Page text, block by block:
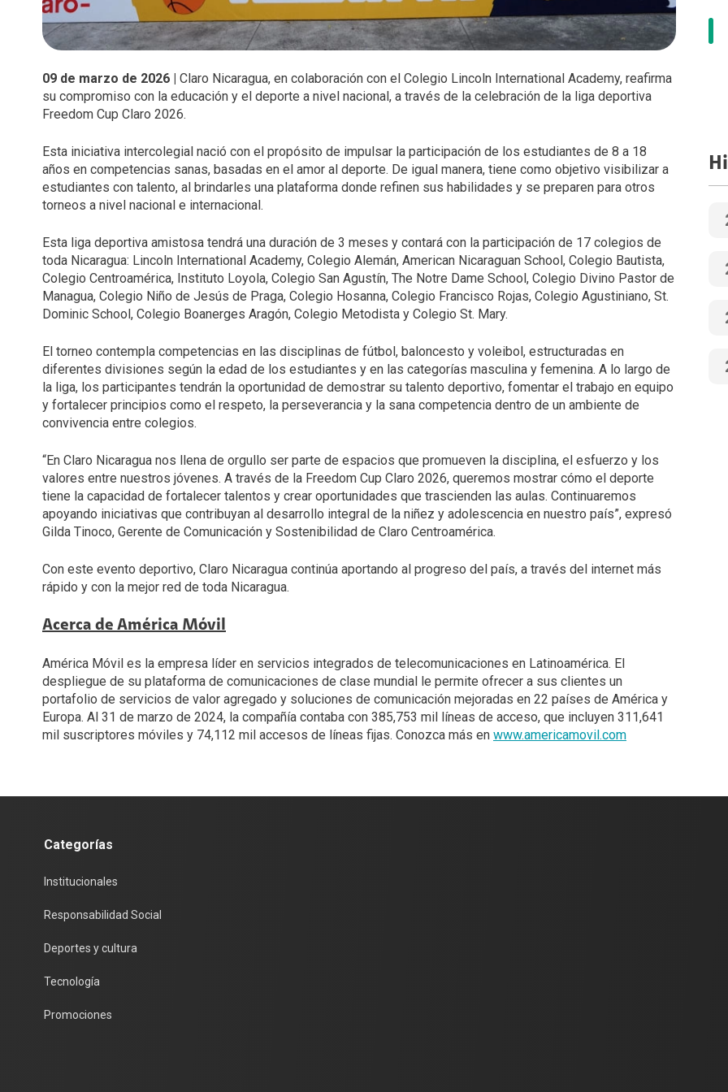
09 de marzo de 2026 | Claro Nicaragua, en colaboración con el Colegio Lincoln International Academy, reafirma
su compromiso con la educación y el deporte a nivel nacional, a través de la celebración de la liga deportiva
Freedom Cup Claro 2026.
Esta iniciativa intercolegial nació con el propósito de impulsar la participación de los estudiantes de 8 a 18
años en competencias sanas, basadas en el amor al deporte. De igual manera, tiene como objetivo visibilizar a
estudiantes con talento, al brindarles una plataforma donde refinen sus habilidades y se preparen para otros
torneos a nivel nacional e internacional.
Esta liga deportiva amistosa tendrá una duración de 3 meses y contará con la participación de 17 colegios de
toda Nicaragua: Lincoln International Academy, Colegio Alemán, American Nicaraguan School, Colegio Bautista,
Colegio Centroamérica, Instituto Loyola, Colegio San Agustín, The Notre Dame School, Colegio Divino Pastor de
Managua, Colegio Niño de Jesús de Praga, Colegio Hosanna, Colegio Francisco Rojas, Colegio Agustiniano, St.
Dominic School, Colegio Boanerges Aragón, Colegio Metodista y Colegio St. Mary.
El torneo contempla competencias en las disciplinas de fútbol, baloncesto y voleibol, estructuradas en
diferentes divisiones según la edad de los estudiantes y en las categorías masculina y femenina. A lo largo de
la liga, los participantes tendrán la oportunidad de demostrar su talento deportivo, fomentar el trabajo en equipo
y fortalecer principios como el respeto, la perseverancia y la sana competencia dentro de un ambiente de
convivencia entre colegios.
“En Claro Nicaragua nos llena de orgullo ser parte de espacios que promueven la disciplina, el esfuerzo y los
valores entre nuestros jóvenes. A través de la Freedom Cup Claro 2026, queremos mostrar cómo el deporte
tiene la capacidad de fortalecer talentos y crear oportunidades que trascienden las aulas. Continuaremos
apoyando iniciativas que contribuyan al desarrollo integral de la niñez y adolescencia en nuestro país”, expresó
Gilda Tinoco, Gerente de Comunicación y Sostenibilidad de Claro Centroamérica.
Con este evento deportivo, Claro Nicaragua continúa aportando al progreso del país, a través del internet más
rápido y con la mejor red de toda Nicaragua.
Acerca de América Móvil
América Móvil es la empresa líder en servicios integrados de telecomunicaciones en Latinoamérica. El
despliegue de su plataforma de comunicaciones de clase mundial le permite ofrecer a sus clientes un
portafolio de servicios de valor agregado y soluciones de comunicación mejoradas en 22 países de América y
Europa. Al 31 de marzo de 2024, la compañía contaba con 385,753 mil líneas de acceso, que incluyen 311,641
mil suscriptores móviles y 74,112 mil accesos de líneas fijas. Conozca más en www.americamovil.com
Categorías
Institucionales
Responsabilidad Social
Deportes y cultura
Tecnología
Promociones